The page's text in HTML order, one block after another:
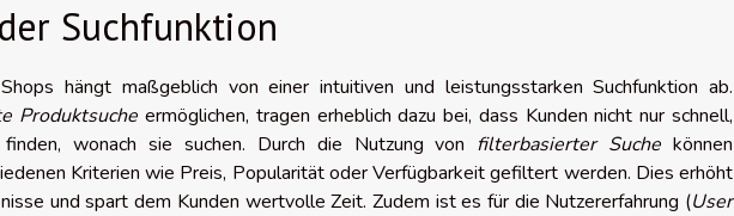
Suchfunktion
hängt maßgeblich von einer intuitiven und leistungsstarken Suchfunktion ab.
Produktsuche ermöglichen, tragen erheblich dazu bei, dass Kunden nicht nur schnell,
wonach sie suchen. Durch die Nutzung von filterbasierter Suche können
Kriterien wie Preis, Popularität oder Verfügbarkeit gefiltert werden. Dies erhöht
und spart dem Kunden wertvolle Zeit. Zudem ist es für die Nutzererfahrung (User